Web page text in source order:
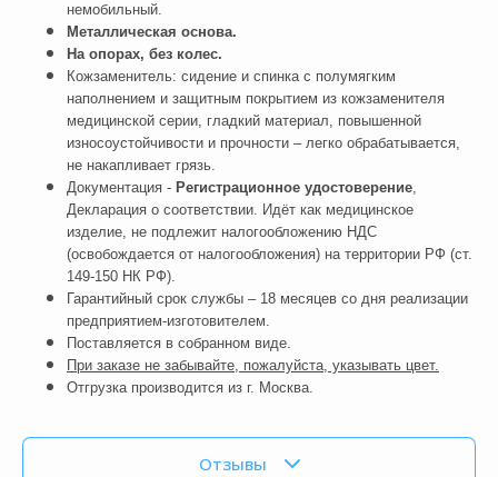
немобильный.
Металлическая основа.
На опорах, без колес.
Кожзаменитель: сидение и спинка с полумягким
наполнением и защитным покрытием из кожзаменителя
медицинской серии, гладкий материал, повышенной
износоустойчивости и прочности – легко обрабатывается,
не накапливает грязь.
Документация - Регистрационное удостоверение,
Декларация о соответствии. Идёт как медицинское
изделие, не подлежит налогообложению НДС
(освобождается от налогообложения) на территории РФ (ст.
149-150 НК РФ).
Гарантийный срок службы – 18 месяцев со дня реализации
предприятием-изготовителем.
Поставляется в собранном виде.
При заказе не забывайте, пожалуйста, указывать цвет.
Отгрузка производится из г. Москва.
Отзывы